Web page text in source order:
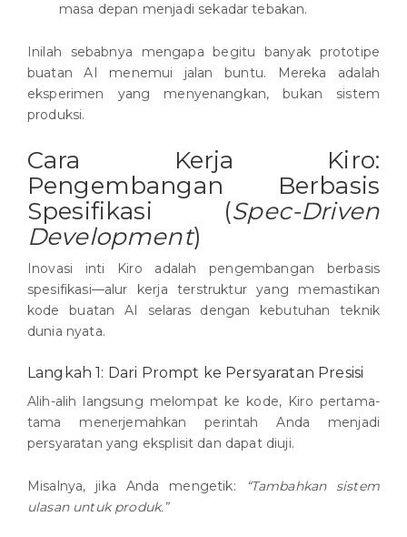
masa depan menjadi sekadar tebakan.
Inilah sebabnya mengapa begitu banyak prototipe
buatan AI menemui jalan buntu. Mereka adalah
eksperimen yang menyenangkan, bukan sistem
produksi.
Cara Kerja Kiro:
Pengembangan Berbasis
Spesifikasi (Spec-Driven
Development)
Inovasi inti Kiro adalah pengembangan berbasis
spesifikasi—alur kerja terstruktur yang memastikan
kode buatan AI selaras dengan kebutuhan teknik
dunia nyata.
Langkah 1: Dari Prompt ke Persyaratan Presisi
Alih-alih langsung melompat ke kode, Kiro pertama-
tama menerjemahkan perintah Anda menjadi
persyaratan yang eksplisit dan dapat diuji.
Misalnya, jika Anda mengetik:
“Tambahkan sistem
ulasan untuk produk.”